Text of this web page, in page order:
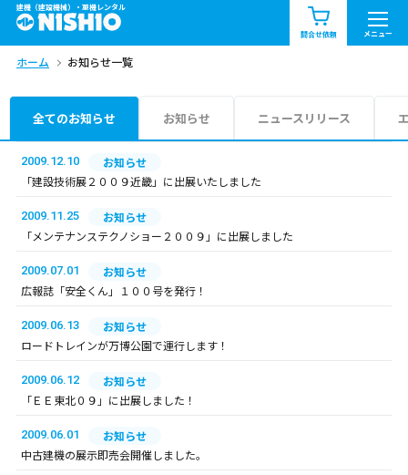
建機（建設機械）・重機レンタル
問合せ依頼 メニュー
商品一覧 お知らせ一覧
問合せ依頼リスト
エリア情報を見る
ホーム お知らせ一覧
全てのお知らせ お知らせ ニュースリリース
2009.12.10
お知らせ
「建設技術展２００９近畿」に出展いたしました
2009.11.25
お知らせ
「メンテナンステクノショー２００９」に出展しました
2009.07.01
お知らせ
広報誌「安全くん」１００号を発行！
2009.06.13
お知らせ
ロードトレインが万博公園で運行します！
2009.06.12
お知らせ
「ＥＥ東北０９」に出展しました！
2009.06.01
お知らせ
中古建機の展示即売会開催しました。